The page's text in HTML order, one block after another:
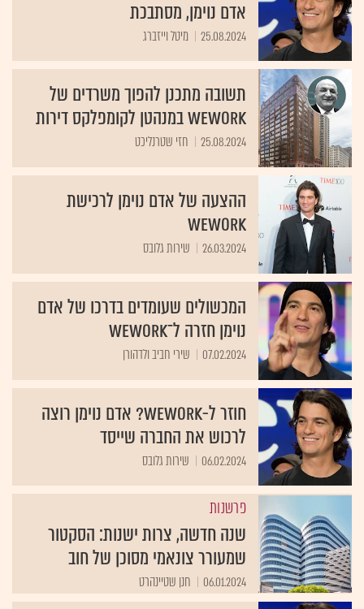
אדם נוימן, מסתבכת
25.08.2024 מיטל וייזברג
תשובה מתכנן להפוך משרדים של
WeWork במנהטן לקומפלקס דירות
25.08.2024 חזי שטרנליכט
ההצעה של אדם נוימן לרכישת
WeWork
26.03.2024 שירות גלובס
המכשולים שעומדים בדרכו של אדם
נוימן חזרה ל־WeWork
07.02.2024 שירי חביב ולדהורן
חוזר ל-WeWork? אדם נוימן רוצה
לרכוש את החברה שייסד
06.02.2024 שירות גלובס
פרשנות
שנה חדשה, צרות ישנות: הסקטור
שמעורר צונאמי מסוכן של חוב
06.01.2024 חנן שטיינהרט